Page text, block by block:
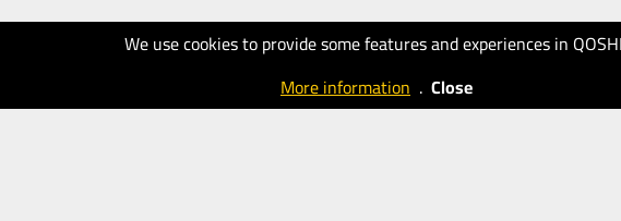
We use cookies to provide some features and experiences in
More information . Close